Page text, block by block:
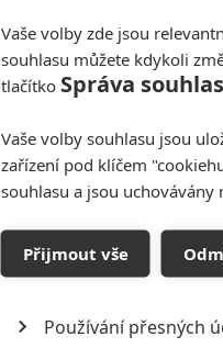
Anarvin
Vedle
celá
Vaše volby zde jsou
souhlasu můžete kdykoli
tlačítko Správa
Vaše volby souhlasu jsou
zařízení pod klíčem
souhlasu a jsou uchovávány
Přijmout vše
Používání přesných